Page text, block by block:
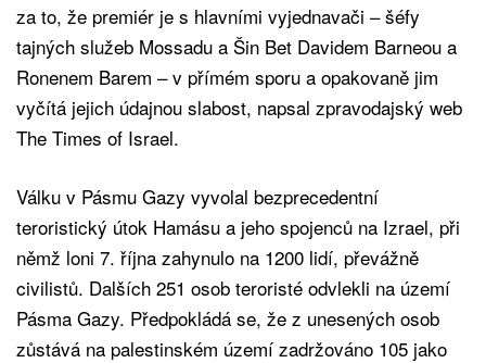
za to, že premiér je s hlavními vyjednavači – šéfy
tajných služeb Mossadu a Šin Bet Davidem Barneou a
Ronenem Barem – v přímém sporu a opakovaně jim
vyčítá jejich údajnou slabost, napsal zpravodajský web
The Times of Israel.
Válku v Pásmu Gazy vyvolal bezprecedentní
teroristický útok Hamásu a jeho spojenců na Izrael, při
němž loni 7. října zahynulo na 1200 lidí, převážně
civilistů. Dalších 251 osob teroristé odvlekli na území
Pásma Gazy. Předpokládá se, že z unesených osob
zůstává na palestinském území zadržováno 105 jako